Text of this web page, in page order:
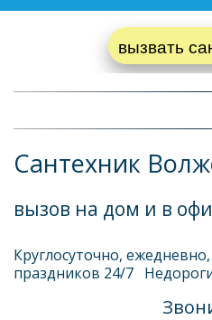
вызвать
Сантехник
вызов на дом и в
Круглосуточно,
праздников 24/7